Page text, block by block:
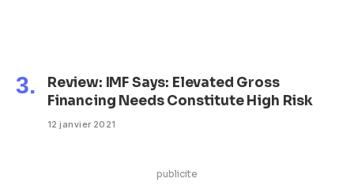
Review: IMF Says: Elevated Gross
Financing Needs Constitute High Risk
12 janvier 2021
publicite